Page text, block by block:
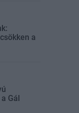
a
Gál